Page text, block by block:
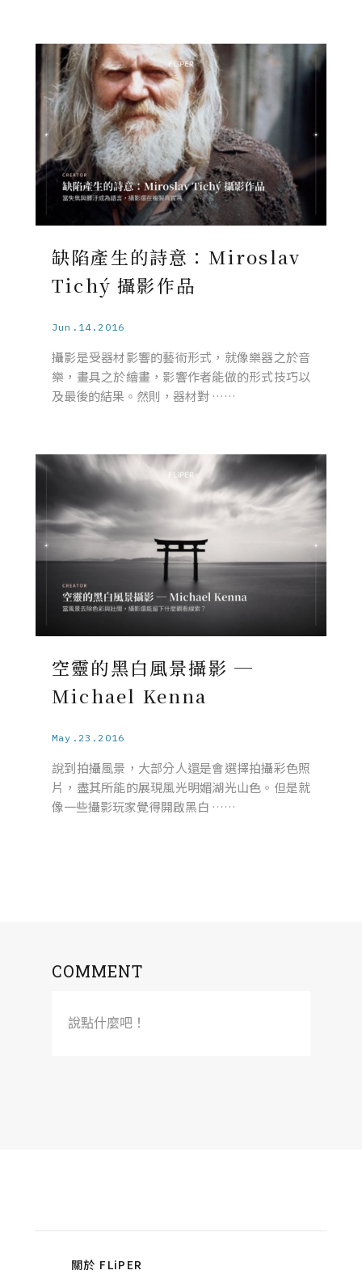
缺陷產生的詩意：Miroslav
Tichý 攝影作品
Jun.14.2016
攝影是受器材影響的藝術形式，就像樂器之於音
樂，畫具之於繪畫，影響作者能做的形式技巧以
及最後的結果。然則，器材對 ……
空靈的黑白風景攝影 ─
Michael Kenna
May.23.2016
說到拍攝風景，大部分人還是會選擇拍攝彩色照
片，盡其所能的展現風光明媚湖光山色。但是就
像一些攝影玩家覺得開啟黑白 ……
COMMENT
說點什麼吧！
關於 FLiPER